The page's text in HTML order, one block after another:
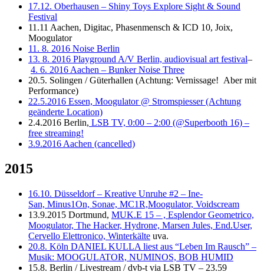
17.12. Oberhausen – Shiny Toys Explore Sight & Sound
Festival
11.11 Aachen, Digitac, Phasenmensch & ICD 10, Joix,
Moogulator
11. 8. 2016 Noise Berlin
13. 8. 2016 Playground A/V Berlin, audiovisual art festival–
4. 6. 2016 Aachen – Bunker Noise Three
20.5. Solingen /Güterhallen (Achtung: Vernissage! Aber mit
Performance)
22.5.2016 Essen, Moogulator @ Stromspiesser (Achtung
geänderte Location)
2.4.2016 Berlin, LSB TV, 0:00 – 2:00 (@Superbooth 16) –
free streaming!
3.9.2016 Aachen (cancelled)
2015
16.10. Düsseldorf – Kreative Unruhe #2 – Ine-
San, Minus1On, Sonae, MC1R,Moogulator, Voidscream
13.9.2015 Dortmund, MUK.E 15 – , Esplendor Geometrico,
Moogulator, The Hacker, Hydrone, Marsen Jules, End.User,
Cervello Elettronico, Winterkälte uva.
20.8. Köln DANIEL KULLA liest aus “Leben Im Rausch” –
Musik: MOOGULATOR, NUMINOS, BOB HUMID
15.8. Berlin / Livestream / dvb-t via LSB TV – 23.59